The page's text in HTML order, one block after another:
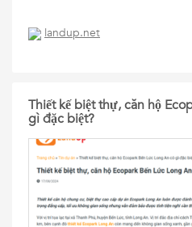
landup.net
Thiết kế biệt thự, căn hộ
gì đặc biệt?